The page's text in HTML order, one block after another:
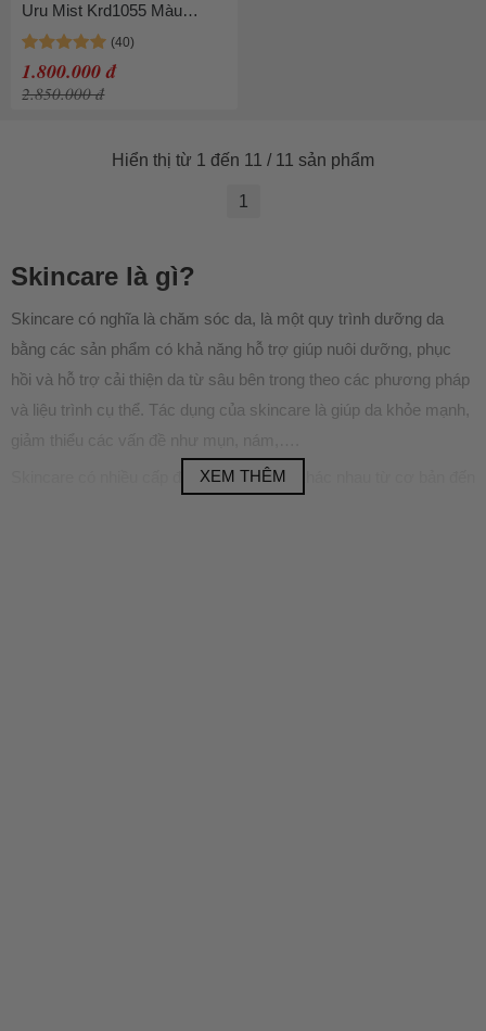
Uru Mist Krd1055 Màu
Trắng Hồng
1.800.000 đ
2.850.000 đ
Hiển thị từ 1 đến 11 / 11 sản phẩm
1
Skincare là gì?
Skincare có nghĩa là chăm sóc da, là một quy trình dưỡng da
bằng các sản phẩm có khả năng hỗ trợ giúp nuôi dưỡng, phục
hồi và hỗ trợ cải thiện da từ sâu bên trong theo các phương pháp
và liệu trình cụ thể. Tác dụng của skincare là giúp da khỏe mạnh,
Skincare có nhiều cấp độ và nhiều cách khác nhau từ cơ bản đến
XEM THÊM